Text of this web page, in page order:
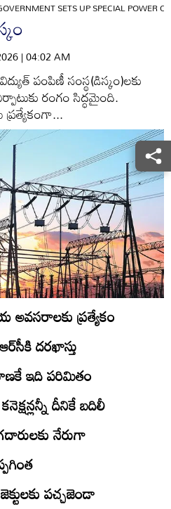
SETS UP SPECIAL POWER
| 04:02 AM
పంపిణీ సంస్థ(డిస్కం)లకు
రంగం సిద్ధమైంది.
ప్రత్యేకం
దరఖాస్తు
ఇది పరిమితం
దీనికే బదిలీ
నేరుగా
పచ్చజెండా